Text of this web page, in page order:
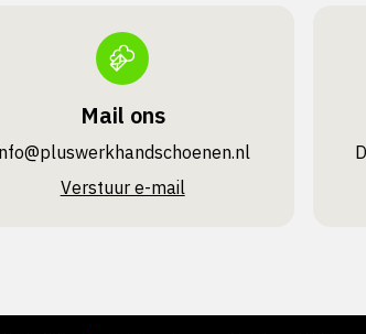
Mail ons
Verstuur e-mail